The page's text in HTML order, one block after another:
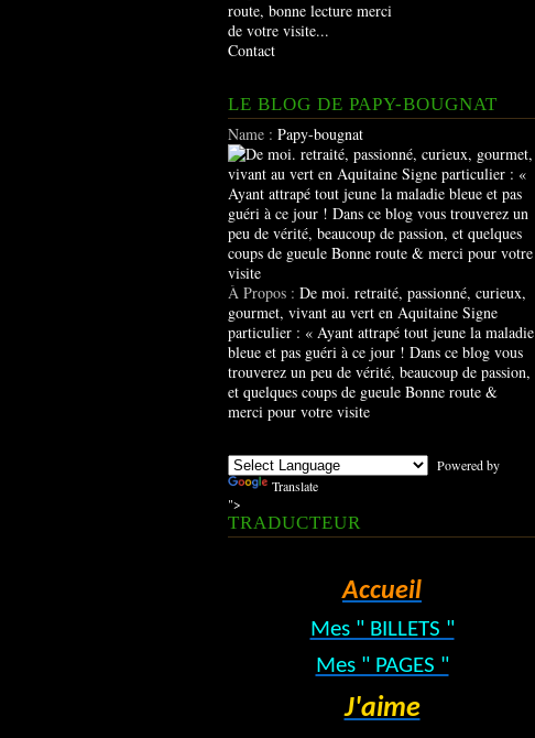
route, bonne lecture merci
de votre visite...
Contact
LE BLOG DE PAPY-BOUGNAT
Name : Papy-bougnat
À Propos : De moi. retraité, passionné, curieux,
gourmet, vivant au vert en Aquitaine Signe
particulier : « Ayant attrapé tout jeune la maladie
bleue et pas guéri à ce jour ! Dans ce blog vous
trouverez un peu de vérité, beaucoup de passion,
et quelques coups de gueule Bonne route &
merci pour votre visite
Powered by
Translate
">
TRADUCTEUR
Accueil
Mes " BILLETS "
Mes " PAGES "
J'aime